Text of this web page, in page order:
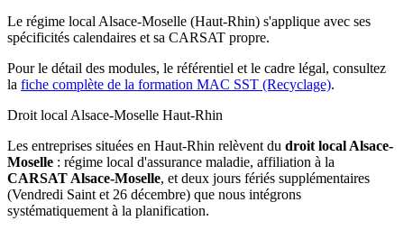
Le régime local Alsace-Moselle (Haut-Rhin) s'applique avec ses
spécificités calendaires et sa CARSAT propre.
Pour le détail des modules, le référentiel et le cadre légal, consultez
la fiche complète de la formation MAC SST (Recyclage).
Droit local Alsace-Moselle Haut-Rhin
Les entreprises situées en Haut-Rhin relèvent du droit local Alsace-
Moselle : régime local d'assurance maladie, affiliation à la
CARSAT Alsace-Moselle, et deux jours fériés supplémentaires
(Vendredi Saint et 26 décembre) que nous intégrons
systématiquement à la planification.